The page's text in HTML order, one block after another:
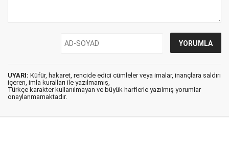
UYARI: Küfür, hakaret, rencide edici cümleler veya imalar, inançlara saldırı
içeren, imla kuralları ile yazılmamış,
Türkçe karakter kullanılmayan ve büyük harflerle yazılmış yorumlar
onaylanmamaktadır.